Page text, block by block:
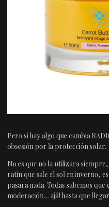
Pero si hay algo que cambia
obsesión por la protección solar.
No es que no la utilizara
ratín que sale el sol en inverno,
pasara nada. Todas sabemos
moderación… ajá! hasta que